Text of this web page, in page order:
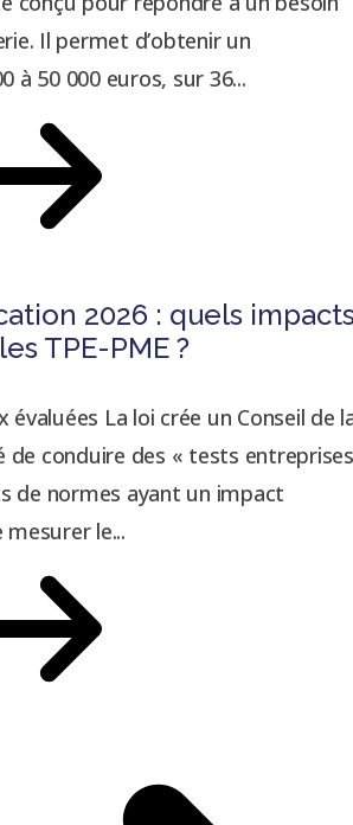
Il permet d’obtenir un
à 50 000 euros, sur 36...
2026 : quels
TPE-PME ?
évaluées La loi crée un Conseil de
de conduire des « tests entreprises
de normes ayant un impact
le...